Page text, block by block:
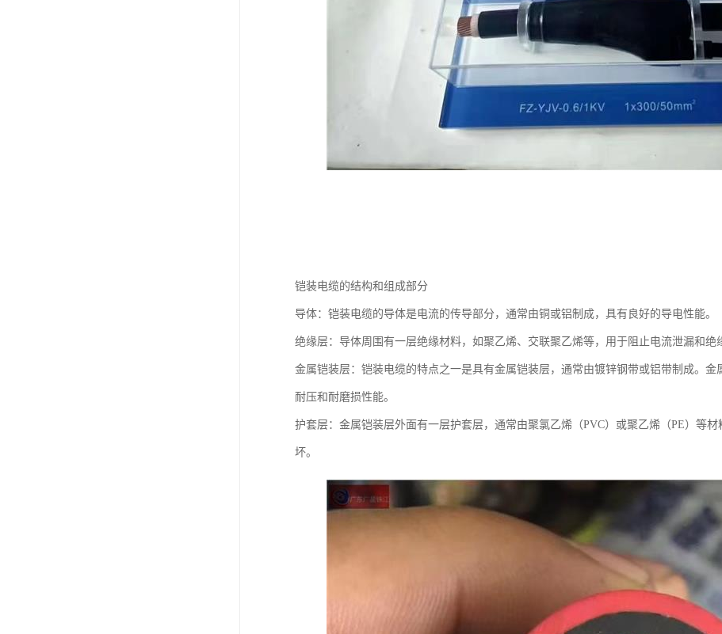
铠装电缆的结构和组成部分
导体：铠装电缆的导体是电流的传导部分，通常由铜或铝制成，具有良好的导电性能。
绝缘层：导体周围有一层绝缘材料，如聚乙烯、交联聚乙烯等，用于阻止电流泄漏和绝
金属铠装层：铠装电缆的特点之一是具有金属铠装层，通常由镀锌钢带或铝带制成。
耐压和耐磨损性能。
护套层：金属铠装层外面有一层护套层，通常由聚氯乙烯（PVC）或聚乙烯（PE）等
坏。